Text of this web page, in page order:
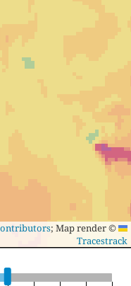
Leaflet
; Map render ©
Tracestrack